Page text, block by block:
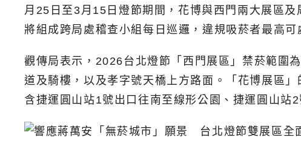
月25日至3月15日燈節期間，花博與西門兩大展區
將組成跨局處稽查小組每日巡邏，違規吸菸者最高可
觀傳局表示，2026台北燈節「西門展區」禁菸範圍
道及騎樓，以及孝字號天橋上方路面。「花博展區
含捷運圓山站1號出口往南至線形公園、捷運圓山站